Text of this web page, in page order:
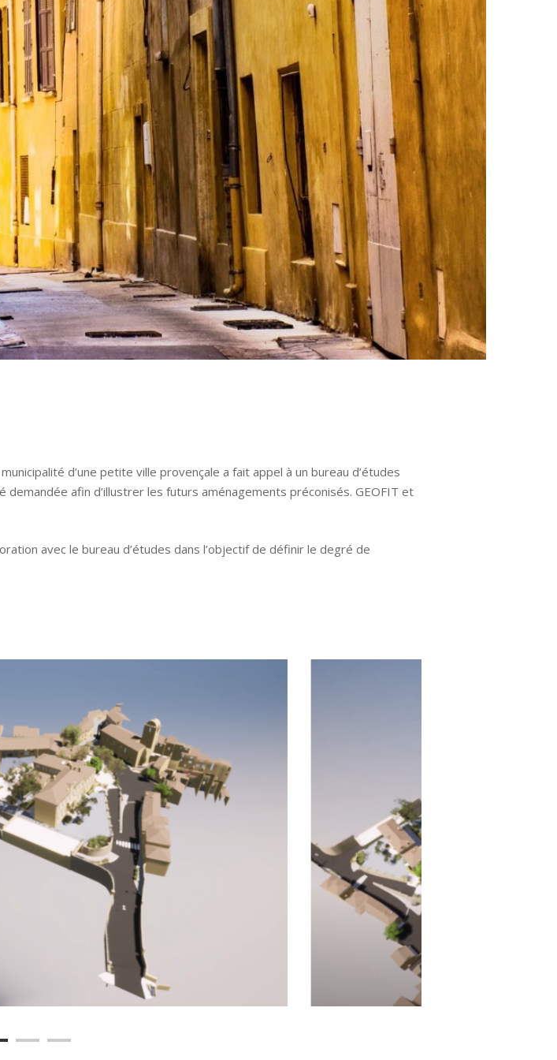
d’une petite ville provençale a fait appel à un bureau d’études
afin d’illustrer les futurs aménagements préconisés. GEOFIT et
avec le bureau d’études dans l’objectif de définir le degré de